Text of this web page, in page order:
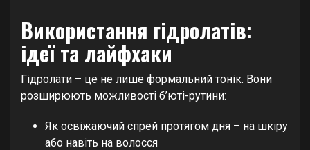
Використання гідролатів:
ідеї та лайфхаки
Гідролати – це не лише формальний тонік. Вони
розширюють можливості б’юті-рутини:
Як освіжаючий спрей протягом дня – на шкіру
або навіть на волосся